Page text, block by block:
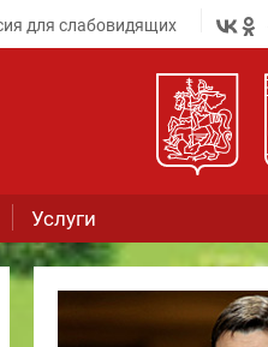
для слабовидящих
Услуги